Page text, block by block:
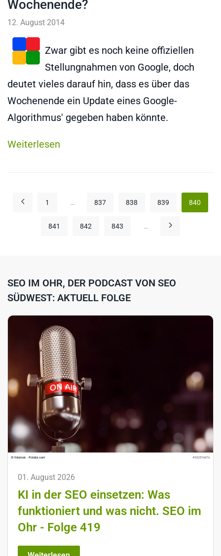
Wochenende?
12. August 2014
Zwar gibt es noch keine offiziellen
Stellungnahmen von Google, doch
deutet vieles darauf hin, dass es über das
Wochenende ein Update eines Google-
Algorithmus' gegeben haben könnte.
Weiterlesen
1 … 837 838 839 840
841 842 843 …
SEO IM OHR, DER PODCAST VON SEO
SÜDWEST: AKTUELL FOLGE
01. August 2026
KI in der SEO einsetzen: Was
funktioniert und was nicht. SEO im
Ohr - Folge 419